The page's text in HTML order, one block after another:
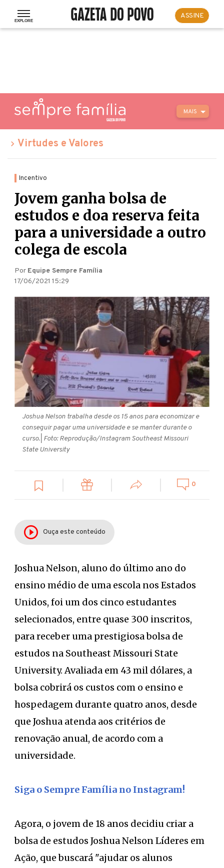
ASSINE
MAIS
Virtudes e Valores
Incentivo
Jovem ganha bolsa de
estudos e doa reserva feita
para a universidade a outro
colega de escola
Por Equipe Sempre Família
17/06/2021 15:29
Joshua Nelson trabalha desde os 15 anos para economizar e
conseguir pagar uma universidade e se manter durante o
curso. | Foto: Reprodução/Instagram Southeast Missouri
State University
0
Ouça este conteúdo
Joshua Nelson, aluno do último ano do
ensino médio de uma escola nos Estados
Unidos, foi um dos cinco estudantes
selecionados, entre quase 300 inscritos,
para receber uma prestigiosa bolsa de
estudos na Southeast Missouri State
University. Avaliada em 43 mil dólares, a
bolsa cobrirá os custos com o ensino e
hospedagem durante quatro anos, desde
que Joshua atenda aos critérios de
renovação anual, de acordo com a
universidade.
Siga o Sempre Família no Instagram!
Agora, o jovem de 18 anos decidiu criar a
bolsa de estudos Joshua Nelson Líderes em
Ação, que buscará "ajudar os alunos